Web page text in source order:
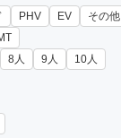
PHV EV その他
8人 9人
10人